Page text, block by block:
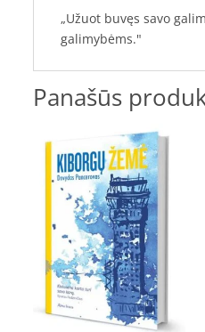
„Užuot buvęs savo
galimybėms."
Panašūs